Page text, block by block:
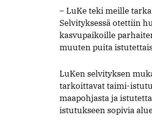
– LuKe teki meille
Selvityksessä otettiin
kasvupaikoille
muuten puita
LuKen selvityksen
tarkoittavat taimi-
maapohjasta ja
istutukseen sopivia